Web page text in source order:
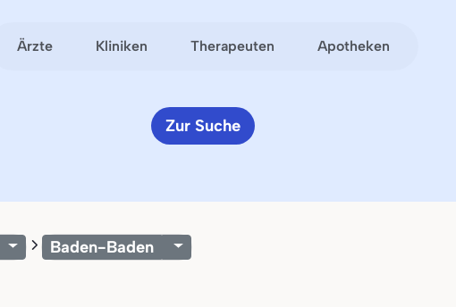
Ärzte Kliniken Therapeuten Apotheken
Zur Suche
Baden-Baden